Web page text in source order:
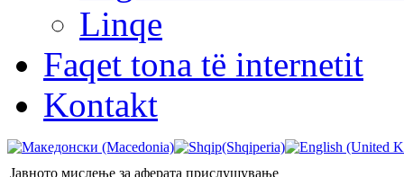
Linqe
Faqet tona të internetit
Kontakt
Јавното мислење за аферата прислушување